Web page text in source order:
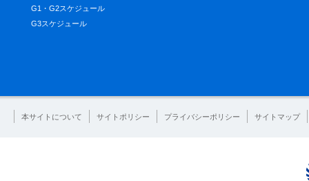
G1・G2スケジュール
G3スケジュール
本サイトについて サイトポリシー プライバシーポリシー サイトマップ